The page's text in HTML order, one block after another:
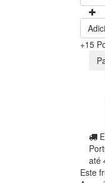
+15
até
Este